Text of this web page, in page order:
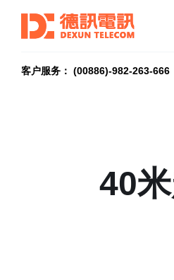
客户服务： (00886)-982-263-666
40